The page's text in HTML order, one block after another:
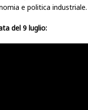
e politica industriale.
del 9 luglio: